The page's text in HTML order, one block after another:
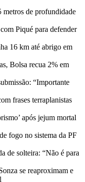
metros de profundidade
Piqué para defender
16 km até abrigo em
Bolsa recua 2% em
“Importante
frases terraplanistas
após jejum mortal
fogo no sistema da PF
de solteira: “Não é para
se reaproximam e